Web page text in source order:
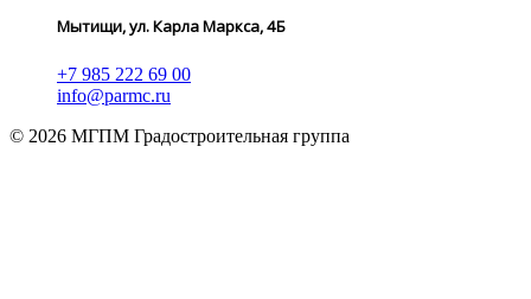
Мытищи, ул. Карла Маркса, 4Б
+7 985 222 69 00
info@parmc.ru
© 2026 МГПМ Градостроительная группа